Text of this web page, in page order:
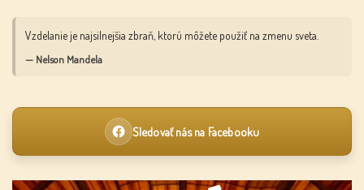
Vzdelanie je najsilnejšia zbraň, ktorú môžete použiť na zmenu sveta.
— Nelson Mandela
Sledovať nás na Facebooku